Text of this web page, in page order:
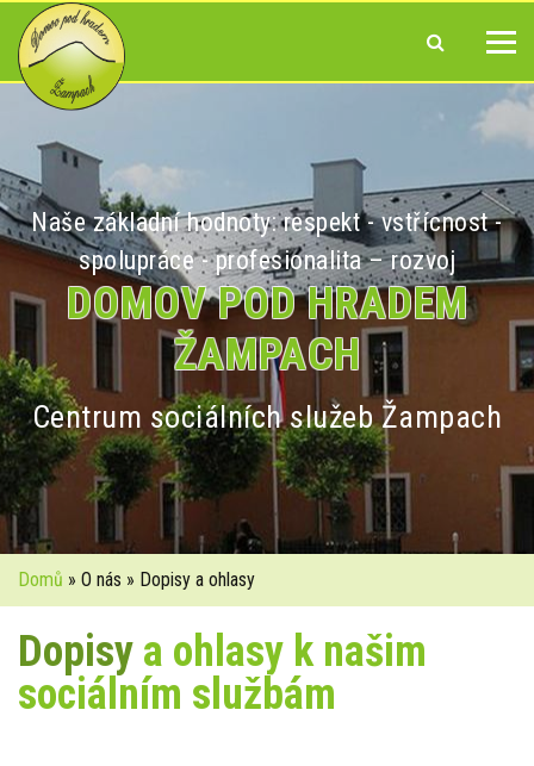
Naše základní hodnoty: respekt - vstřícnost -
spolupráce - profesionalita – rozvoj
DOMOV POD HRADEM
ŽAMPACH
Centrum sociálních služeb Žampach
Domů » O nás » Dopisy a ohlasy
Dopisy a ohlasy k našim
sociálním službám